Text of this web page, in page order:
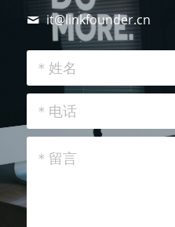
it@linkfounder.cn
＊姓名
＊电话
＊留言